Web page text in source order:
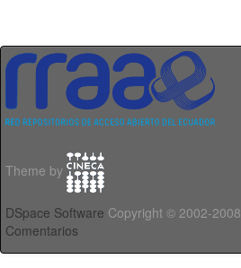
Theme by
DSpace Software Copyright © 2002-2008
Comentarios